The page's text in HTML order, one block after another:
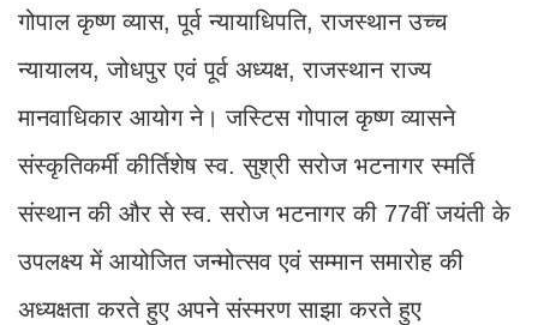
गोपाल कृष्ण व्यास, पूर्व न्यायाधिपति, राजस्थान उच्च
न्यायालय, जोधपुर एवं पूर्व अध्यक्ष, राजस्थान राज्य
मानवाधिकार आयोग ने। जस्टिस गोपाल कृष्ण व्यासने
संस्कृतिकर्मी कीर्तिशेष स्व. सुश्री सरोज भटनागर स्मर्ति
संस्थान की और से स्व. सरोज भटनागर की 77वीं जयंती के
उपलक्ष्य में आयोजित जन्मोत्सव एवं सम्मान समारोह की
अध्यक्षता करते हुए अपने संस्मरण साझा करते हुए